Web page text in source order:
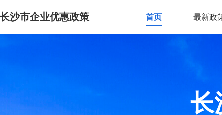
长沙市企业优惠政策 首页 最新政
长